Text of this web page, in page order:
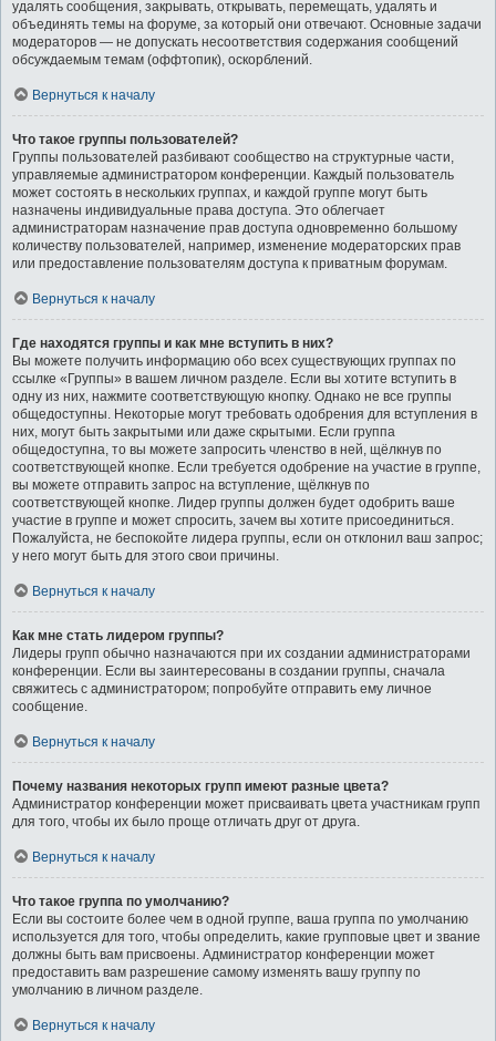
удалять сообщения, закрывать, открывать, перемещать, удалять и
объединять темы на форуме, за который они отвечают. Основные задачи
модераторов — не допускать несоответствия содержания сообщений
обсуждаемым темам (оффтопик), оскорблений.
Вернуться к началу
Что такое группы пользователей?
Группы пользователей разбивают сообщество на структурные части,
управляемые администратором конференции. Каждый пользователь
может состоять в нескольких группах, и каждой группе могут быть
назначены индивидуальные права доступа. Это облегчает
администраторам назначение прав доступа одновременно большому
количеству пользователей, например, изменение модераторских прав
или предоставление пользователям доступа к приватным форумам.
Вернуться к началу
Где находятся группы и как мне вступить в них?
Вы можете получить информацию обо всех существующих группах по
ссылке «Группы» в вашем личном разделе. Если вы хотите вступить в
одну из них, нажмите соответствующую кнопку. Однако не все группы
общедоступны. Некоторые могут требовать одобрения для вступления в
них, могут быть закрытыми или даже скрытыми. Если группа
общедоступна, то вы можете запросить членство в ней, щёлкнув по
соответствующей кнопке. Если требуется одобрение на участие в группе,
вы можете отправить запрос на вступление, щёлкнув по
соответствующей кнопке. Лидер группы должен будет одобрить ваше
участие в группе и может спросить, зачем вы хотите присоединиться.
Пожалуйста, не беспокойте лидера группы, если он отклонил ваш запрос;
у него могут быть для этого свои причины.
Вернуться к началу
Как мне стать лидером группы?
Лидеры групп обычно назначаются при их создании администраторами
конференции. Если вы заинтересованы в создании группы, сначала
свяжитесь с администратором; попробуйте отправить ему личное
сообщение.
Вернуться к началу
Почему названия некоторых групп имеют разные цвета?
Администратор конференции может присваивать цвета участникам групп
для того, чтобы их было проще отличать друг от друга.
Вернуться к началу
Что такое группа по умолчанию?
Если вы состоите более чем в одной группе, ваша группа по умолчанию
используется для того, чтобы определить, какие групповые цвет и звание
должны быть вам присвоены. Администратор конференции может
предоставить вам разрешение самому изменять вашу группу по
умолчанию в личном разделе.
Вернуться к началу